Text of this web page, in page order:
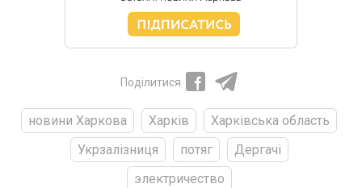
Поділитися
новини Харкова Харків
Харківська область
Укрзалізниця
потяг
Дергачі
электричество